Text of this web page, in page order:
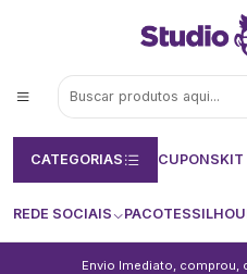
CATEGORIAS CUPONSKIT
REDE SOCIAIS PACOTES
Envio Imediato, comprou,